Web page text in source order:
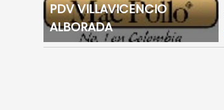
PDV VILLAVICENCIO
ALBORADA